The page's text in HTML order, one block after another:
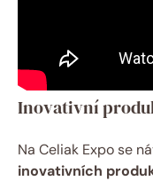
Inovativní
Na⁤ Celiak Expo se
inovativních